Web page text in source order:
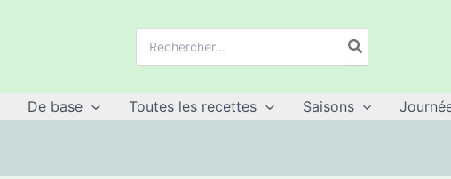
de
De base Toutes les recettes Saisons